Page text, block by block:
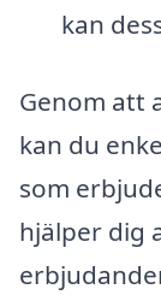
kan
Genom att
kan du
som
hjälper dig